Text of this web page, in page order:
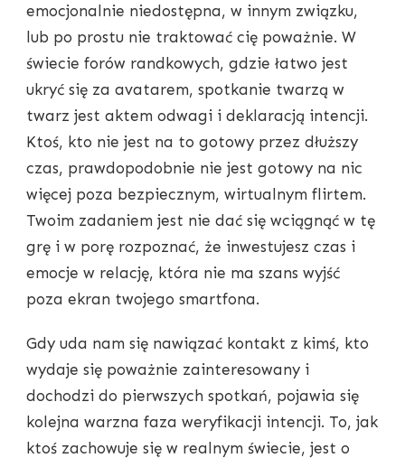
emocjonalnie niedostępna, w innym związku,
lub po prostu nie traktować cię poważnie. W
świecie forów randkowych, gdzie łatwo jest
ukryć się za avatarem, spotkanie twarzą w
twarz jest aktem odwagi i deklaracją intencji.
Ktoś, kto nie jest na to gotowy przez dłuższy
czas, prawdopodobnie nie jest gotowy na nic
więcej poza bezpiecznym, wirtualnym flirtem.
Twoim zadaniem jest nie dać się wciągnąć w tę
grę i w porę rozpoznać, że inwestujesz czas i
emocje w relację, która nie ma szans wyjść
poza ekran twojego smartfona.
Gdy uda nam się nawiązać kontakt z kimś, kto
wydaje się poważnie zainteresowany i
dochodzi do pierwszych spotkań, pojawia się
kolejna warzna faza weryfikacji intencji. To, jak
ktoś zachowuje się w realnym świecie, jest o